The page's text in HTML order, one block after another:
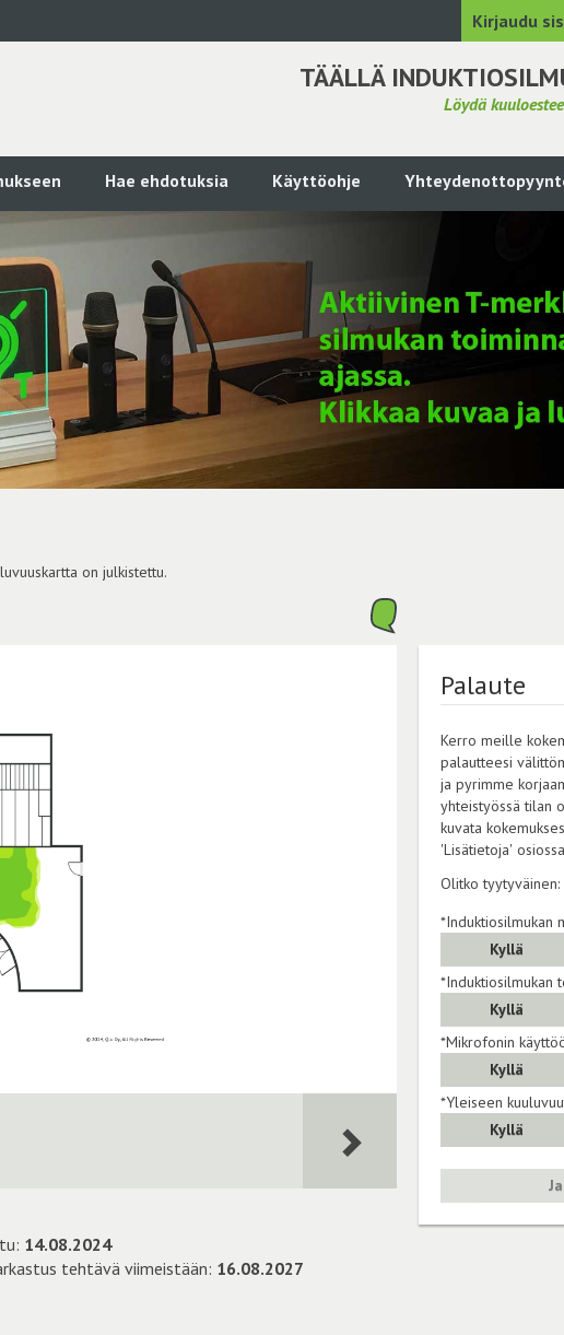
Kirjaudu
TÄÄLLÄ
Löydä
Hae ehdotuksia Käyttöohje
on julkistettu.
14.08.2024
tehtävä viimeistään: 16.08.2027
Palaute
Kerro meille
palautteesi
ja pyrimme korjaamaan havaitut
yhteistyössä tilan
kuvata
'Lisätietoja'
Olitko tyytyväinen:
*Induktiosilmukan
Kyllä
*Induktiosilmukan
Kyllä
*Mikrofonin
Kyllä
*Yleiseen
Kyllä